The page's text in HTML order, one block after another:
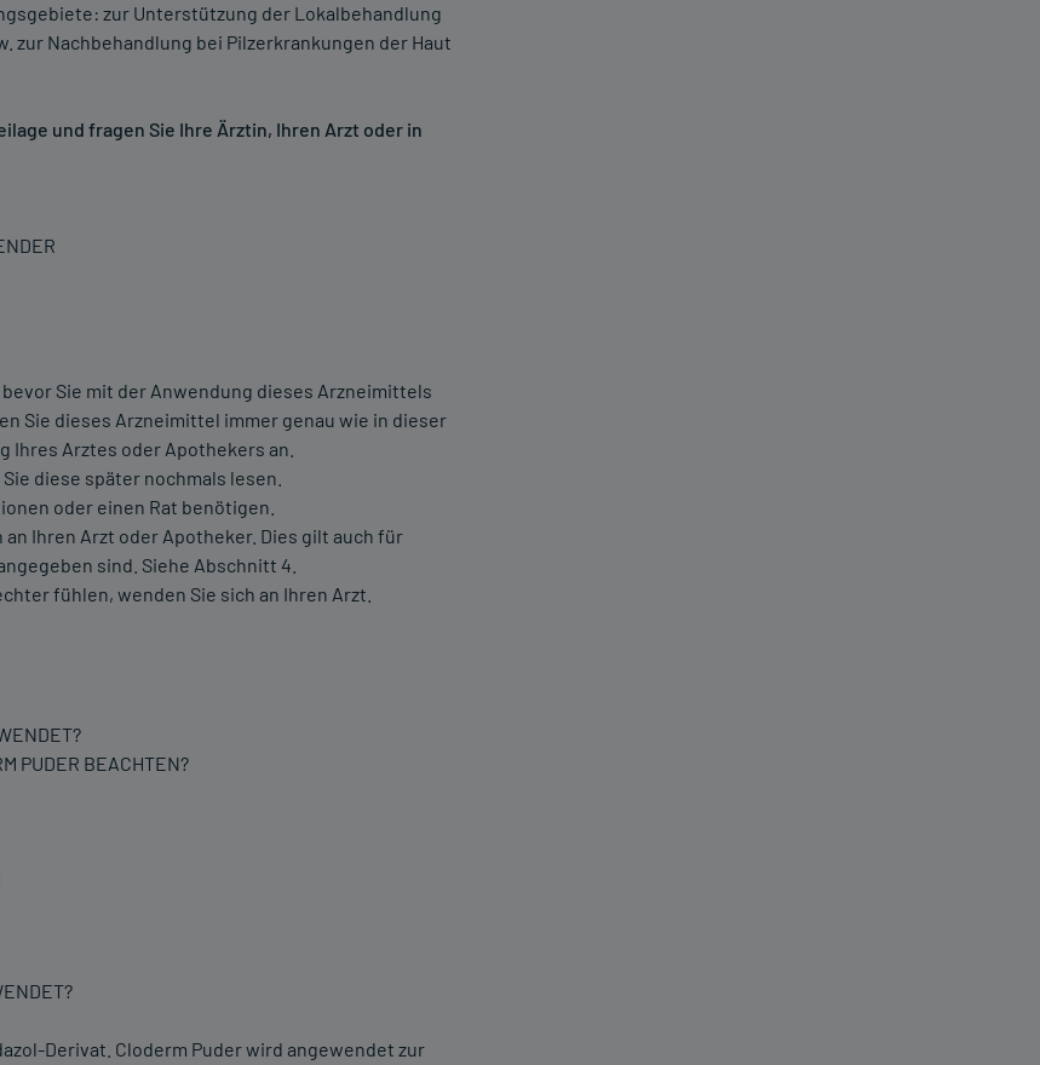
zur Unterstützung der Lokalbehandlung
zur Nachbehandlung bei Pilzerkrankungen der Haut
und fragen Sie Ihre Ärztin, Ihren Arzt oder in
Sie mit der Anwendung dieses Arzneimittels
Sie dieses Arzneimittel immer genau wie in dieser
Ihres Arztes oder Apothekers an.
diese später nochmals lesen.
oder einen Rat benötigen.
Ihren Arzt oder Apotheker. Dies gilt auch für
sind. Siehe Abschnitt 4.
fühlen, wenden Sie sich an Ihren Arzt.
PUDER BEACHTEN?
Derivat. Cloderm Puder wird angewendet zur